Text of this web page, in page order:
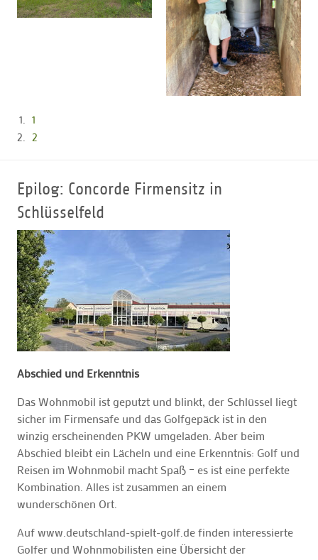
1
2
Epilog: Concorde Firmensitz in
Schlüsselfeld
Abschied und Erkenntnis
Das Wohnmobil ist geputzt und blinkt, der Schlüssel liegt
sicher im Firmensafe und das Golfgepäck ist in den
winzig erscheinenden PKW umgeladen. Aber beim
Abschied bleibt ein Lächeln und eine Erkenntnis: Golf und
Reisen im Wohnmobil macht Spaß – es ist eine perfekte
Kombination. Alles ist zusammen an einem
wunderschönen Ort.
Auf www.deutschland-spielt-golf.de finden interessierte
Golfer und Wohnmobilisten eine Übersicht der